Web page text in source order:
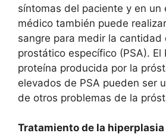
síntomas del paciente y en un
médico también puede
sangre para medir la cantidad
prostático específico (PSA). El
proteína producida por la
elevados de PSA pueden ser
de otros problemas de la
Tratamiento de la